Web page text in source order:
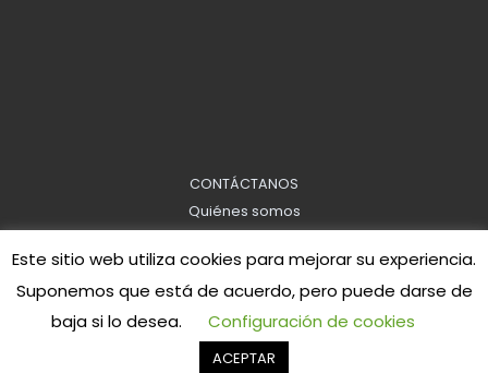
CONTÁCTANOS
Quiénes somos
Política de privacidad
Copyright © 2026Westfjords salvajes
Este sitio web utiliza cookies para mejorar su experiencia.
Suponemos que está de acuerdo, pero puede darse de
baja si lo desea.
Configuración de cookies
ACEPTAR